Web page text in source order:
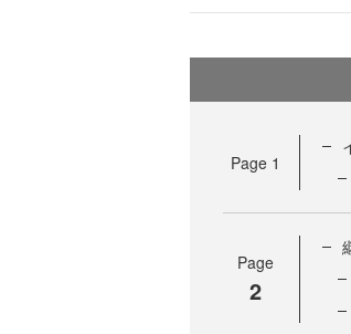
Page 1
Page
2